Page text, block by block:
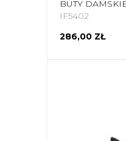
IF5402
286,00 ZŁ